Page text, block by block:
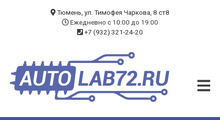
ЧИП-ТЮНИНГ
ДИАГНОСТИКА
Тюмень, ул. Тимофея Чаркова, 8 ст8
Ежедневно с 10:00 до 19:00
+7 (932) 321-24-20